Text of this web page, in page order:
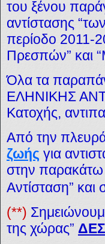
του ξένου
αντίστασης
περίοδο 2011-
Πρεσπών” και
Όλα τα
ΕΛΗΝΙΚΗΣ
Κατοχής,
Από την
ζωής για
στην παρακάτω
Αντίσταση” και
(**)
της χώρας”